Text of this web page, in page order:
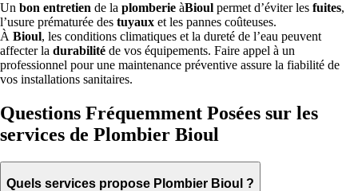
Un bon entretien de la plomberie àBioul permet d’éviter les fuites,
l’usure prématurée des tuyaux et les pannes coûteuses.
À Bioul, les conditions climatiques et la dureté de l’eau peuvent
affecter la durabilité de vos équipements. Faire appel à un
professionnel pour une maintenance préventive assure la fiabilité de
vos installations sanitaires.
Questions Fréquemment Posées sur les
services de Plombier Bioul
Quels services propose Plombier Bioul ?